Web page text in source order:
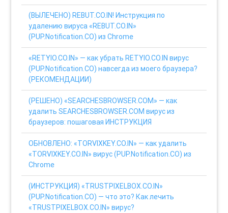
(ВЫЛЕЧЕНО) REBUT.CO.IN! Инструкция по
удалению вируса «REBUT.CO.IN»
(PUP.Notification.CO) из Chrome
«RETYIO.CO.IN» — как убрать RETYIO.CO.IN вирус
(PUP.Notification.CO) навсегда из моего браузера?
(РЕКОМЕНДАЦИИ)
(РЕШЕНО) «SEARCHESBROWSER.COM» — как
удалить SEARCHESBROWSER.COM вирус из
браузеров: пошаговая ИНСТРУКЦИЯ
ОБНОВЛЕНО: «TORVIXKEY.CO.IN» — как удалить
«TORVIXKEY.CO.IN» вирус (PUP.Notification.CO) из
Chrome
(ИНСТРУКЦИЯ) «TRUSTPIXELBOX.CO.IN»
(PUP.Notification.CO) — что это? Как лечить
«TRUSTPIXELBOX.CO.IN» вирус?